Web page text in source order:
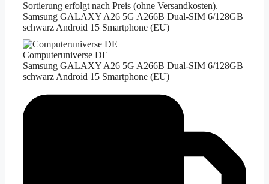
Sortierung erfolgt nach Preis (ohne Versandkosten).
Samsung GALAXY A26 5G A266B Dual-SIM 6/128GB
schwarz Android 15 Smartphone (EU)
Computeruniverse DE
Samsung GALAXY A26 5G A266B Dual-SIM 6/128GB
schwarz Android 15 Smartphone (EU)